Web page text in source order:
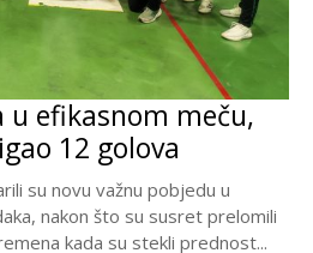
u efikasnom meču,
12 golova
su novu važnu pobjedu u
nakon što su susret prelomili
kada su stekli prednost...